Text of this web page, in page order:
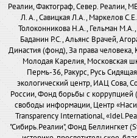
Реалии, Фактограф, Север. Реалии,
Л. А., Савицкая Л.А., Маркелов
Толоконникова Н.А., Гельман
Баданин Р.С., Альянс Врачей,
Династия (фонд), За права
Молодая Карелия, Московская
Пермь-36, Ракурс, Русь
экологический центр, ИАЦ Сова,
России, Фонд борьбы с
свободы информации, Центр
Transparency International,
"Сибирь.Реалии", Фонд Беллингкет